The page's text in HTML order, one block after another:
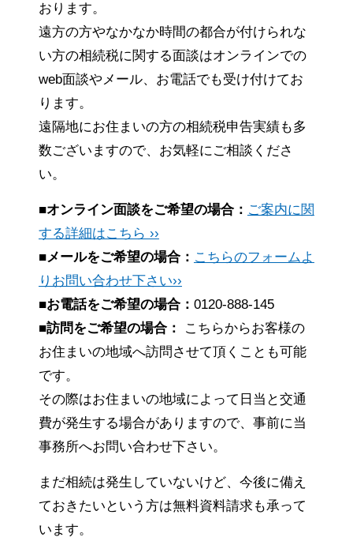
おります。
遠方の方やなかなか時間の都合が付けられな
い方の相続税に関する面談はオンラインでの
web面談やメール、お電話でも受け付けてお
ります。
遠隔地にお住まいの方の相続税申告実績も多
数ございますので、お気軽にご相談くださ
い。
■オンライン面談をご希望の場合： ご案内に関
する詳細はこちら ››
■メールをご希望の場合： こちらのフォームよ
りお問い合わせ下さい››
■お電話をご希望の場合： 0120-888-145
■訪問をご希望の場合：
こちらからお客様の
お住まいの地域へ訪問させて頂くことも可能
です。
その際はお住まいの地域によって日当と交通
費が発生する場合がありますので、事前に当
事務所へお問い合わせ下さい。
まだ相続は発生していないけど、今後に備え
ておきたいという方は無料資料請求も承って
います。